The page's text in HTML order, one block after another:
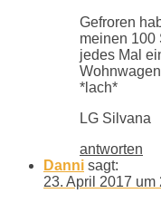
Gefroren
meinen 100
jedes Mal
*lach*
LG Silvana
antworten
Danni sagt:
23. April 2017 um